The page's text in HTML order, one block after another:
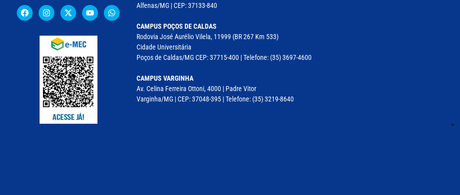
Alfenas/MG | CEP: 37133-840
CAMPUS POÇOS DE CALDAS
Rodovia José Aurélio Vilela, 11999 (BR 267 Km 533)
Cidade Universitária
Poços de Caldas/MG CEP: 37715-400 | Telefone: (35) 3697-4600
CAMPUS VARGINHA
Av. Celina Ferreira Ottoni, 4000 | Padre Vitor
Varginha/MG | CEP: 37048-395 | Telefone: (35) 3219-8640